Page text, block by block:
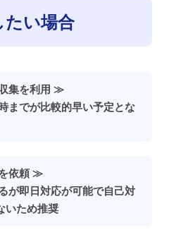
たい場合
集を利用 ≫
までが比較的早い予定とな
依頼 ≫
が即日対応が可能で自己対
いため推奨